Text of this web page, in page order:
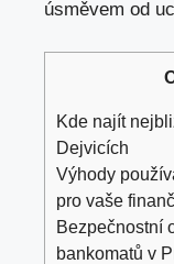
úsměvem od
Kde najít
Dejvicích
Výhody
pro vaše
Bezpečnostní
bankomatů v